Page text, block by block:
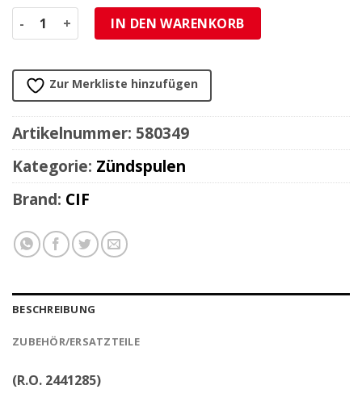
Zündspule Piaggio Vespa PK50-125/PX125-200 (R.O.
IN DEN WARENKORB
Zur Merkliste hinzufügen
Artikelnummer: 580349
Kategorie: Zündspulen
Brand: CIF
BESCHREIBUNG
ZUBEHÖR/ERSATZTEILE
(R.O. 2441285)